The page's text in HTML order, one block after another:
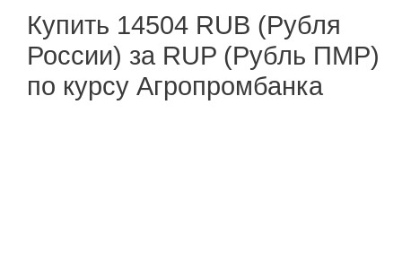
Купить 14504 RUB (Рубля
России) за RUP (Рубль ПМР)
по курсу Агропромбанка